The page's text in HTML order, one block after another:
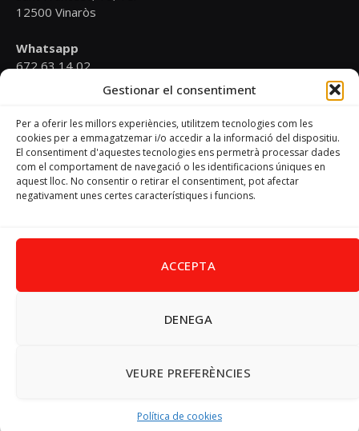
Gestionar el consentiment
Per a oferir les millors experiències, utilitzem tecnologies com les
cookies per a emmagatzemar i/o accedir a la informació del dispositiu.
El consentiment d'aquestes tecnologies ens permetrà processar dades
com el comportament de navegació o les identificacions úniques en
aquest lloc. No consentir o retirar el consentiment, pot afectar
negativament unes certes característiques i funcions.
ACCEPTA
DENEGA
VEURE PREFERÈNCIES
Política de cookies
12500 Vinaròs
Whatsapp
672 63 14 02
psoevinaros@gmail.com
Horari
Dilluns de 19:00 a 20:30 h
Instagram
© 2026 PSPV - Vinaròs